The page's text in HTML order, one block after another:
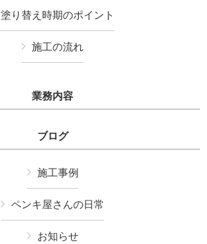
塗り替え時期のポイント
施工の流れ
業務内容
ブログ
施工事例
ペンキ屋さんの日常
お知らせ